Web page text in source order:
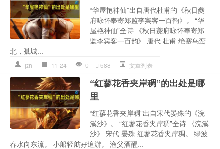
“华屋艳神仙”出自唐代杜甫的《秋日夔
府咏怀奉寄郑监李宾客一百韵》。 “华
屋艳神仙”全诗 《秋日夔府咏怀奉寄郑
监李宾客一百韵》 唐代 杜甫 绝塞乌蛮
北，孤城...
jzh 11-24 0 688 文章列表
“红蓼花香夹岸稠”的出处是哪
里
“红蓼花香夹岸稠”出自宋代晏殊的《浣
溪沙》。 “红蓼花香夹岸稠”全诗 《浣溪
沙》 宋代 晏殊 红蓼花香夹岸稠。 绿波
春水向东流。 小船轻舫好追游。 渔父酒醒...